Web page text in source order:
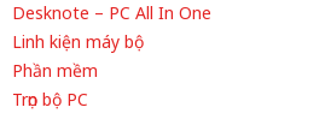
Desknote – PC All In One
Linh kiện máy bộ
Phần mềm
Trọn bộ PC